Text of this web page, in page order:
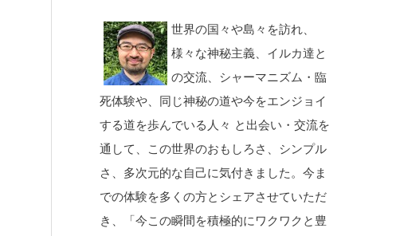
世界の国々や島々を訪れ、
様々な神秘主義、イルカ達と
の交流、シャーマニズム・臨
死体験や、同じ神秘の道や今をエンジョイ
する道を歩んでいる人々 と出会い・交流を
通して、この世界のおもしろさ、シンプル
さ、多次元的な自己に気付きました。今ま
での体験を多くの方とシェアさせていただ
き、「今この瞬間を積極的にワクワクと豊